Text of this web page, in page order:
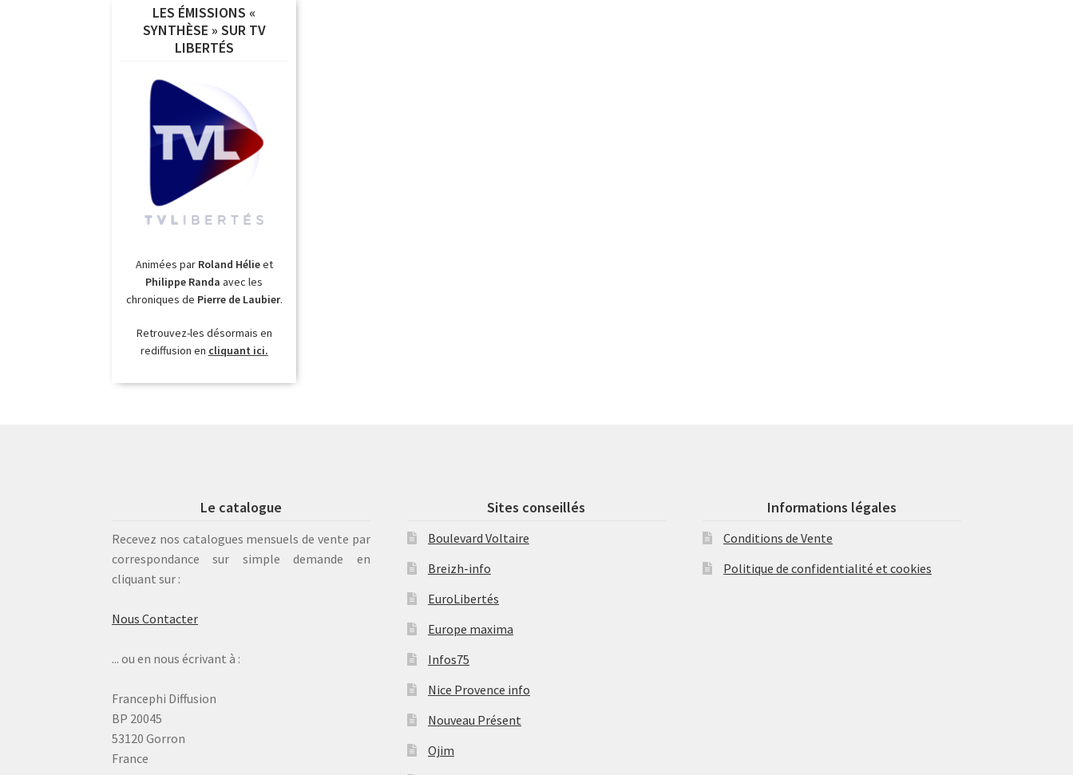
LES ÉMISSIONS «
SYNTHÈSE » SUR TV
LIBERTÉS
Animées par Roland Hélieet
Philippe Randa avec les
chroniques de Pierre de Laubier.
Retrouvez-les désormais en
rediffusion en cliquant ici.
Le catalogue
Recevez nos catalogues mensuels de vente par
correspondance sur simple demande en
cliquant sur :
Nous Contacter
... ou en nous écrivant à :
Francephi Diffusion
BP 20045
53120 Gorron
France
Sites conseillés
Boulevard Voltaire
Breizh-info
EuroLibertés
Europe maxima
Infos75
Nice Provence info
Nouveau Présent
Ojim
Informations légales
Conditions de Vente
Politique de confidentialité et cookies